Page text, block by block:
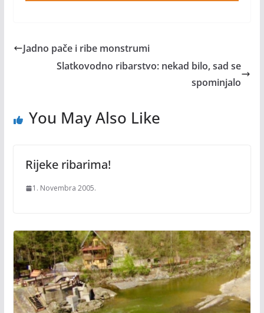
Jadno pače i ribe monstrumi
Slatkovodno ribarstvo: nekad bilo, sad se
spominjalo
You May Also Like
Rijeke ribarima!
1. Novembra 2005.